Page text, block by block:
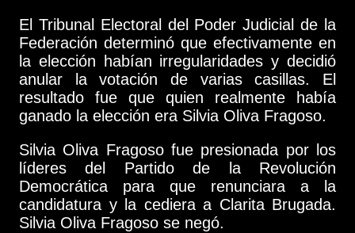
El Tribunal Electoral del Poder Judicial de la
Federación determinó que efectivamente en
la elección habían irregularidades y decidió
anular la votación de varias casillas. El
resultado fue que quien realmente había
ganado la elección era Silvia Oliva Fragoso.
Silvia Oliva Fragoso fue presionada por los
líderes del Partido de la Revolución
Democrática para que renunciara a la
candidatura y la cediera a Clarita Brugada.
Silvia Oliva Fragoso se negó.